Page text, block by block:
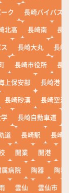
ク
長崎バイパス
北高 長崎南
長
長崎大丸
長崎
長崎市役所
長
上保安部
長崎港
長崎砂漠
長崎空港
長崎自動車道
道 長崎駅
長崎
開業 開港
属病院 陶器
陶器
雲仙 雲仙市